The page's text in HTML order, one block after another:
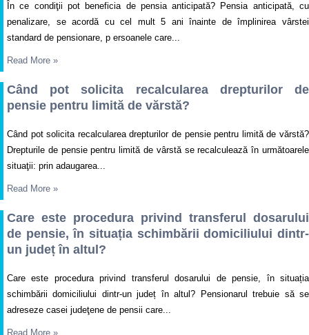
În ce condiţii pot beneficia de pensia anticipată? Pensia anticipată, cu
penalizare, se acordă cu cel mult 5 ani înainte de împlinirea vârstei
standard de pensionare, p ersoanele care...
Read More »
Când pot solicita recalcularea drepturilor de
pensie pentru limită de vărstă?
Când pot solicita recalcularea drepturilor de pensie pentru limită de vărstă?
Drepturile de pensie pentru limită de vârstă se recalculează în următoarele
situaţii: prin adaugarea...
Read More »
Care este procedura privind transferul dosarului
de pensie, în situația schimbării domiciliului dintr-
un județ în altul?
Care este procedura privind transferul dosarului de pensie, în situația
schimbării domiciliului dintr-un județ în altul? Pensionarul trebuie să se
adreseze casei judeţene de pensii care...
Read More »